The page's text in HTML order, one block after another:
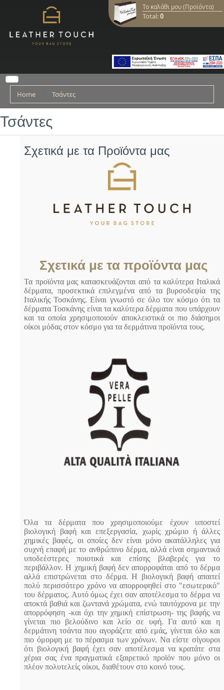
Το καλάθι μου (Προϊόντα)
Total:0
Home Τσάντες
Τσάντες
Σχετικά με τα Προϊόντα μας
Σχετικά με τα προϊόντα μας
Τα προϊόντα μας κατασκευάζονται από τα καλύτερα Ιταλικά
δέρματα, προσεκτικά επιλεγμένα από τα βυρσοδεψία της
Ιταλικής Τοσκάνης. Είναι γνωστό σε όλο τον κόσμο ότι τα
δέρματα Τοσκάνης είναι τα καλύτερα δέρματα που υπάρχουν
και τα οποία χρησιμοποιούν αποκλειστικά οι πιο διάσημοι
οίκοι μόδας στον κόσμο για τα δερμάτινα προϊόντα τους.
Όλα τα δέρματα που χρησιμοποιούμε έχουν υποστεί
βιολογική βαφή και επεξεργασία, χωρίς χρώμιο ή άλλες
χημικές βαφές, οι οποίες δεν είναι μόνο ακατάλληλες για
συχνή επαφή με το ανθρώπινο δέρμα, αλλά είναι σημαντικά
υποδεέστερες ποιοτικά και επίσης βλαβερές για το
περιβάλλον. Η χημική βαφή δεν απορροφάται από το δέρμα
αλλά επιστρώνεται στο δέρμα. Η βιολογική βαφή απαιτεί
πολύ περισσότερο χρόνο να απορροφηθεί στο "εσωτερικό"
του δέρματος. Αυτό όμως έχει σαν αποτέλεσμα το δέρμα να
αποκτά βαθιά και ζωντανά χρώματα, ενώ ταυτόχρονα με την
απορρόφηση -και όχι την χημική επίστρωση- της βαφής να
γίνεται πιο βελούδινο και λείο σε υφή. Γα αυτό και η
δερμάτινη τσάντα που αγοράζετε από εμάς, γίνεται όλο και
πιο όμορφη με το πέρασμα των χρόνων. Να είστε σίγουροι
ότι βιολογική βαφή έχει σαν αποτέλεσμα να κρατάτε στα
χέρια σας ένα πραγματικά εξαιρετικό προϊόν που μόνο οι
πλέον πολυτελείς οίκοι, διαθέτουν στο κοινό τους.